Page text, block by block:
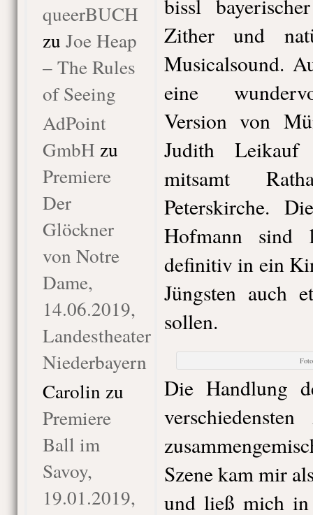
queerBUCH
zu Joe Heap
– The Rules
of Seeing
AdPoint
GmbH zu
Premiere
Der
Glöckner
von Notre
Dame,
14.06.2019,
Landestheater
Niederbayern
Carolin zu
Premiere
Ball im
Savoy,
19.01.2019,
bissl
Zither und
Musicalsound.
eine
Version von
Judith
mitsamt
Peterskirche.
Hofmann sind
definitiv in ein
Jüngsten auch
sollen.
Die Handlung
Szene kam mir
und ließ mich in